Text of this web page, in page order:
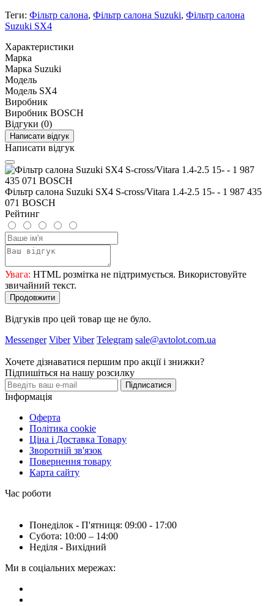
Теги: Фільтр салона, Фільтр салона Suzuki, Фільтр салона
Suzuki SX4
Характеристики
Марка
Марка Suzuki
Модель
Модель SX4
Виробник
Виробник BOSCH
Відгуки (0)
Написати відгук
Написати відгук
Фільтр салона Suzuki SX4 S-cross/Vitara 1.4-2.5 15- - 1 987 435
071 BOSCH
Рейтинг
Увага: HTML розмітка не підтримується. Використовуйте
звичайний текст.
Продовжити
Відгуків про цей товар ще не було.
Messenger Viber Viber Telegram sale@avtolot.com.ua
Хочете дізнаватися першим про акції і знижки?
Підпишіться на нашу розсилку
Підписатися
Інформація
Оферта
Політика cookie
Ціна і Доставка Товару
Зворотній зв'язок
Повернення товару
Карта сайту
Час роботи
Понеділок - П'ятниця: 09:00 - 17:00
Субота: 10:00 – 14:00
Неділя - Вихідний
Ми в соціальних мережах: